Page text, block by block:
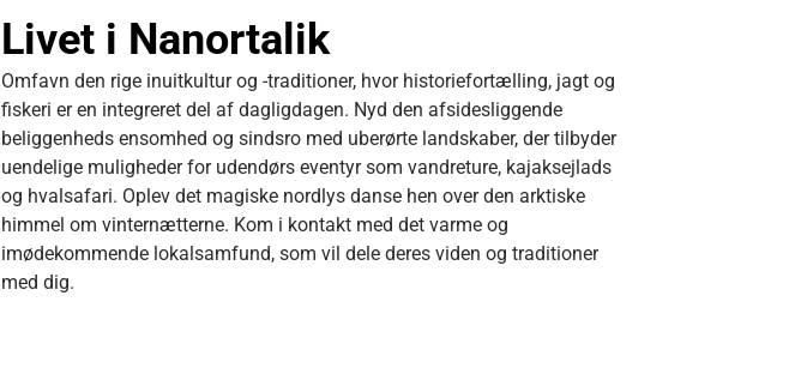
Livet i Nanortalik
Omfavn den rige inuitkultur og -traditioner, hvor historiefortælling, jagt og
fiskeri er en integreret del af dagligdagen. Nyd den afsidesliggende
beliggenheds ensomhed og sindsro med uberørte landskaber, der tilbyder
uendelige muligheder for udendørs eventyr som vandreture, kajaksejlads
og hvalsafari. Oplev det magiske nordlys danse hen over den arktiske
himmel om vinternætterne. Kom i kontakt med det varme og
imødekommende lokalsamfund, som vil dele deres viden og traditioner
med dig.